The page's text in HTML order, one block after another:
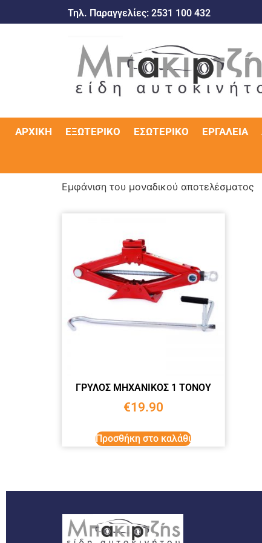
Τηλ. Παραγγελίες: 2531 100 432
ΑΡΧΙΚΉ ΕΞΩΤΕΡΙΚΌ ΕΣΩΤΕΡΙΚΌ ΕΡΓΑΛΕΊΑ
Εμφάνιση του μοναδικού αποτελέσματος
ΓΡΥΛΟΣ ΜΗΧΑΝΙΚΟΣ 1 ΤΟΝΟΥ
€19.90
Προσθήκη στο καλάθι